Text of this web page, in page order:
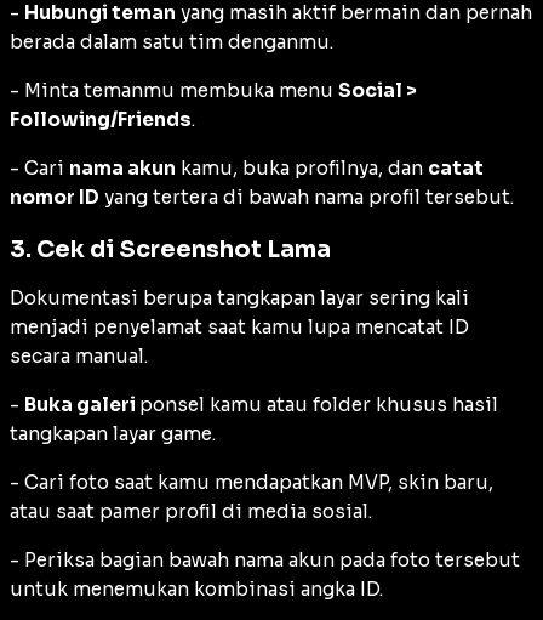
- Hubungi teman yang masih aktif bermain dan pernah
berada dalam satu tim denganmu.
- Minta temanmu membuka menu Social >
Following/Friends.
- Cari nama akun kamu, buka profilnya, dan catat
nomor ID yang tertera di bawah nama profil tersebut.
3. Cek di Screenshot Lama
Dokumentasi berupa tangkapan layar sering kali
menjadi penyelamat saat kamu lupa mencatat ID
secara manual.
- Buka galeri ponsel kamu atau folder khusus hasil
tangkapan layar game.
- Cari foto saat kamu mendapatkan MVP, skin baru,
atau saat pamer profil di media sosial.
- Periksa bagian bawah nama akun pada foto tersebut
untuk menemukan kombinasi angka ID.